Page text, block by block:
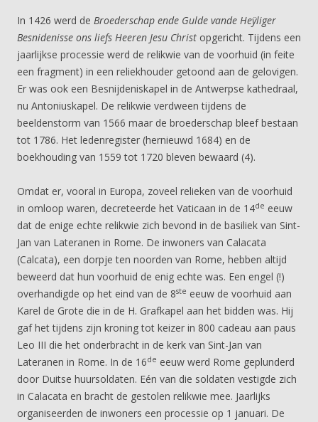
In 1426 werd de Broederschap ende Gulde vande Heÿliger
Besnidenisse ons liefs Heeren Jesu Christ opgericht. Tijdens een
jaarlijkse processie werd de relikwie van de voorhuid (in feite
een fragment) in een reliekhouder getoond aan de gelovigen.
Er was ook een Besnijdeniskapel in de Antwerpse kathedraal,
nu Antoniuskapel. De relikwie verdween tijdens de
beeldenstorm van 1566 maar de broederschap bleef bestaan
tot 1786. Het ledenregister (hernieuwd 1684) en de
boekhouding van 1559 tot 1720 bleven bewaard (4).
Omdat er, vooral in Europa, zoveel relieken van de voorhuid
in omloop waren, decreteerde het Vaticaan in de 14de eeuw
dat de enige echte relikwie zich bevond in de basiliek van Sint-
Jan van Lateranen in Rome. De inwoners van Calacata
(Calcata), een dorpje ten noorden van Rome, hebben altijd
beweerd dat hun voorhuid de enig echte was. Een engel (!)
overhandigde op het eind van de 8ste eeuw de voorhuid aan
Karel de Grote die in de H. Grafkapel aan het bidden was. Hij
gaf het tijdens zijn kroning tot keizer in 800 cadeau aan paus
Leo III die het onderbracht in de kerk van Sint-Jan van
Lateranen in Rome. In de 16de eeuw werd Rome geplunderd
door Duitse huursoldaten. Eén van die soldaten vestigde zich
in Calacata en bracht de gestolen relikwie mee. Jaarlijks
organiseerden de inwoners een processie op 1 januari. De